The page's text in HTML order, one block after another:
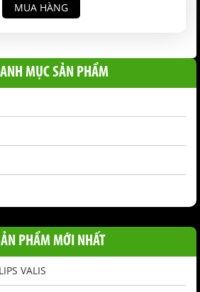
MUA HÀNG
MỤC SẢN PHẨM
PHẨM MỚI NHẤT
VALIS